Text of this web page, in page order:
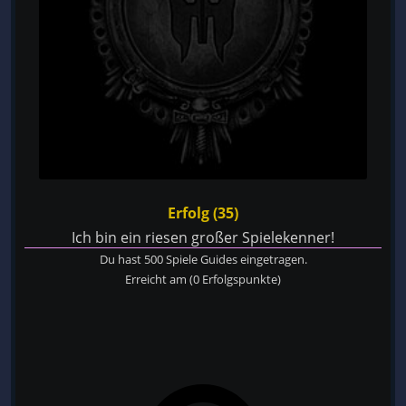
Erfolg (35)
Ich bin ein riesen großer Spielekenner!
Du hast 500 Spiele Guides eingetragen.
Erreicht am (0 Erfolgspunkte)